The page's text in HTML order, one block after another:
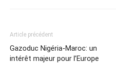
Article précédent
Gazoduc Nigéria-Maroc: un
intérêt majeur pour l’Europe